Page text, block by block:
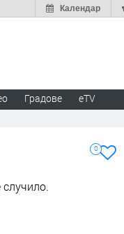
Календар
Градове eTV
0